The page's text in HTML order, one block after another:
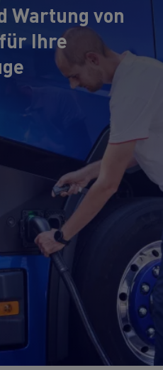
Wartung von
Ihre